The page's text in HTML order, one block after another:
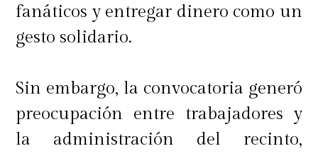
fanáticos y entregar dinero como un
gesto solidario.
Sin embargo, la convocatoria generó
preocupación entre trabajadores y
la administración del recinto,